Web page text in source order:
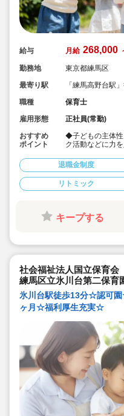
給与 月給 268,000
勤務地
東京都練馬区
最寄り駅
「練馬高野台駅
職種
保育士
雇用形態
正社員(常勤)
おすすめ
ポイント
◆子どもの主体性
ク活動などに力
度など、福利厚
場です。
◆月給26.8万～、
◆別途経験手当
◆産休・育休の
度など安心の福
◆宿舎借り上げ制
◆上京支援とし
がございます♪(規
◆社員表彰制度・
◆スタッフの平
退職金制度
リトミック
キープする
社会福祉法人国立保育会
練馬区立氷川台第二保育
氷川台駅徒歩13分☆認可
ヶ月☆福利厚生充実☆